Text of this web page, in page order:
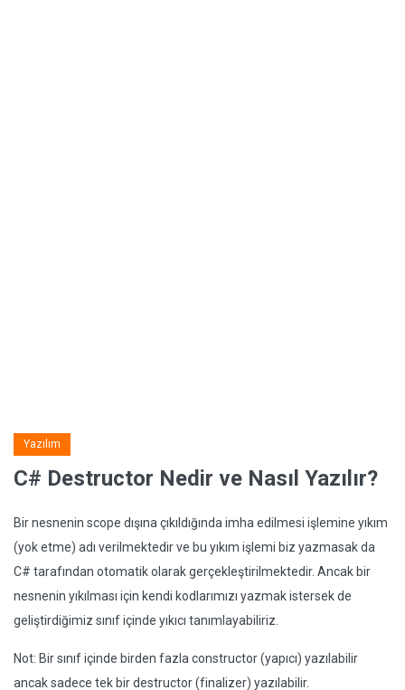
Yazılım
C# Destructor Nedir ve Nasıl Yazılır?
Bir nesnenin scope dışına çıkıldığında imha edilmesi işlemine yıkım
(yok etme) adı verilmektedir ve bu yıkım işlemi biz yazmasak da
C# tarafından otomatik olarak gerçekleştirilmektedir. Ancak bir
nesnenin yıkılması için kendi kodlarımızı yazmak istersek de
geliştirdiğimiz sınıf içinde yıkıcı tanımlayabiliriz.
Not: Bir sınıf içinde birden fazla constructor (yapıcı) yazılabilir
ancak sadece tek bir destructor (finalizer) yazılabilir.